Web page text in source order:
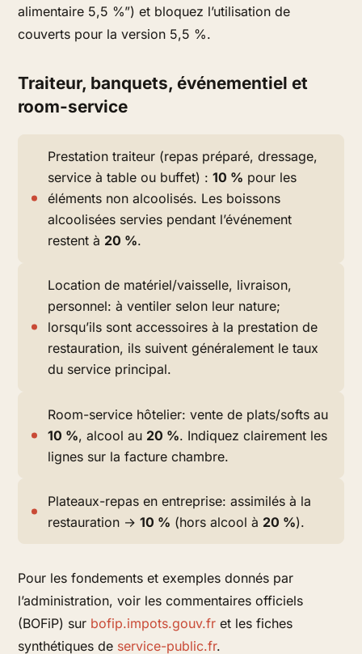
alimentaire 5,5 %”) et bloquez l’utilisation de
couverts pour la version 5,5 %.
Traiteur, banquets, événementiel et
room-service
Prestation traiteur (repas préparé, dressage,
service à table ou buffet) :10 % pour les
éléments non alcoolisés. Les boissons
alcoolisées servies pendant l’événement
restent à 20 %.
Location de matériel/vaisselle, livraison,
personnel: à ventiler selon leur nature;
lorsqu’ils sont accessoires à la prestation de
restauration, ils suivent généralement le taux
du service principal.
Room-service hôtelier: vente de plats/softs au
10 %, alcool au 20 %. Indiquez clairement les
lignes sur la facture chambre.
Plateaux-repas en entreprise: assimilés à la
restauration →10 % (hors alcool à 20 %).
Pour les fondements et exemples donnés par
l’administration, voir les commentaires officiels
(BOFiP) sur bofip.impots.gouv.fr et les fiches
synthétiques de service-public.fr.